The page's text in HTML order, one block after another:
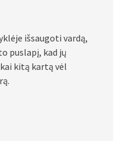
išsaugoti vardą,
puslapį, kad jų
kitą kartą vėl